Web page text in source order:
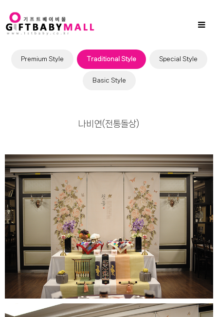
Toggle
Promotion
Premium Style Traditional Style Special Style
Basic Style
나비연(전통돌상)